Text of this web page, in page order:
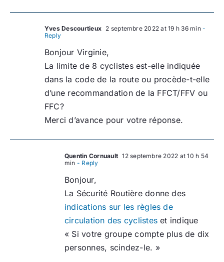
Yves Descourtieux 2 septembre 2022 at 19 h 36 min-
Reply
Bonjour Virginie,
La limite de 8 cyclistes est-elle indiquée
dans la code de la route ou procède-t-elle
d’une recommandation de la FFCT/FFV ou
FFC?
Merci d’avance pour votre réponse.
Quentin Cornuault 12 septembre 2022 at 10 h 54
min - Reply
Bonjour,
La Sécurité Routière donne des
indications sur les règles de
circulation des cyclistes et indique
« Si votre groupe compte plus de dix
personnes, scindez-le. »